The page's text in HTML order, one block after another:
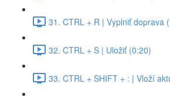
31. CTRL + R | Vyplniť doprava
32. CTRL + S | Uložiť (0:20)
33. CTRL + SHIFT + : | Vloží